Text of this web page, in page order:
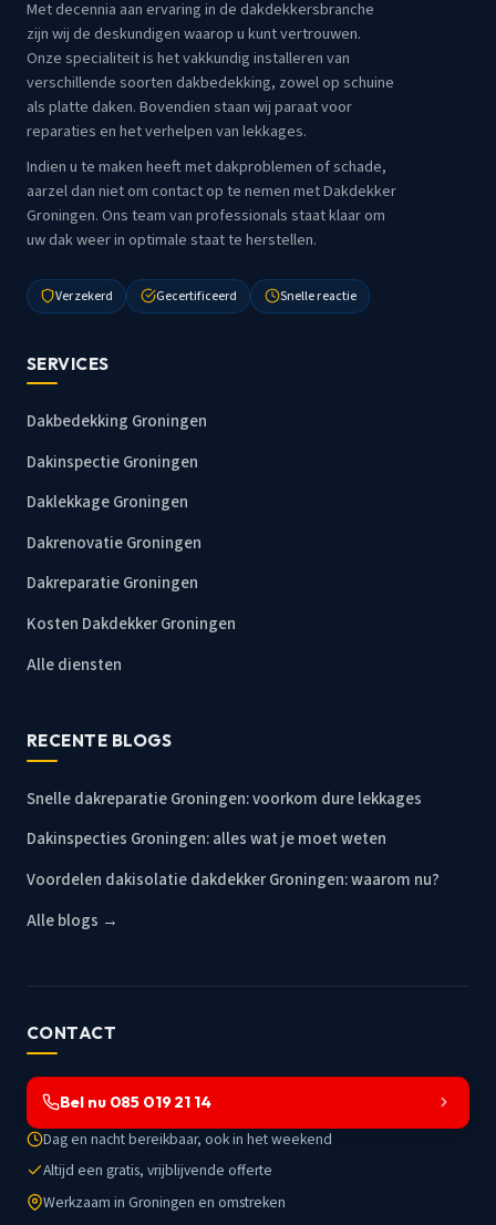
Met decennia aan ervaring in de dakdekkersbranche
zijn wij de deskundigen waarop u kunt vertrouwen.
Onze specialiteit is het vakkundig installeren van
verschillende soorten dakbedekking, zowel op schuine
als platte daken. Bovendien staan wij paraat voor
reparaties en het verhelpen van lekkages.
Indien u te maken heeft met dakproblemen of schade,
aarzel dan niet om contact op te nemen met Dakdekker
Groningen. Ons team van professionals staat klaar om
uw dak weer in optimale staat te herstellen.
Verzekerd Gecertificeerd Snelle reactie
SERVICES
Dakbedekking Groningen
Dakinspectie Groningen
Daklekkage Groningen
Dakrenovatie Groningen
Dakreparatie Groningen
Kosten Dakdekker Groningen
Alle diensten
RECENTE BLOGS
Snelle dakreparatie Groningen: voorkom dure lekkages
Dakinspecties Groningen: alles wat je moet weten
Voordelen dakisolatie dakdekker Groningen: waarom nu?
Alle blogs →
CONTACT
Bel nu 085 019 21 14
Dag en nacht bereikbaar, ook in het weekend
Altijd een gratis, vrijblijvende offerte
Werkzaam in Groningen en omstreken